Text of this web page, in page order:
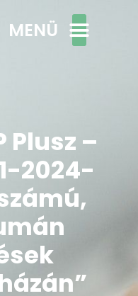
MENÜ
Plusz –
2024-